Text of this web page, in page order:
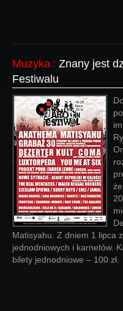
Muzyka : Znany jest
Festiwalu
Matisyahu. Z dniem 1 lipca
jednodniowych i karnetów.
bilety jednodniowe – 100 zł.